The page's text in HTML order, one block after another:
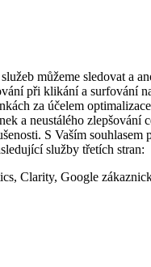
můžeme sledovat a
při klikání a surfování
za účelem
a neustálého zlepšování
S Vaším souhlasem
služby třetích stran:
Clarity, Google